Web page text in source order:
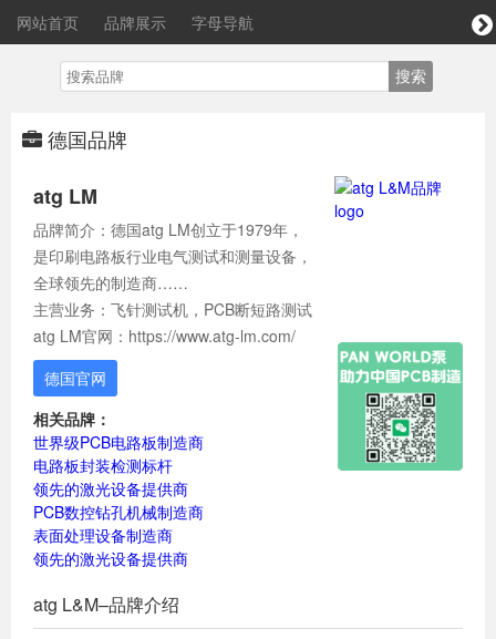
网站首页 品牌展示 字母导航
德国品牌
atg LM
品牌简介：德国atg LM创立于1979年，
是印刷电路板行业电气测试和测量设备，
全球领先的制造商……
主营业务：飞针测试机，PCB断短路测试
atg LM官网：https://www.atg-lm.com/
德国官网
相关品牌：
世界级PCB电路板制造商
电路板封装检测标杆
领先的激光设备提供商
PCB数控钻孔机械制造商
表面处理设备制造商
领先的激光设备提供商
atg L&M–品牌介绍